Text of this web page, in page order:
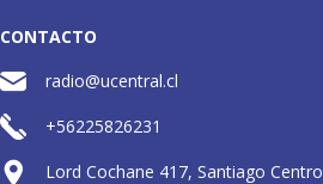
CONTACTO
radio@ucentral.cl
+56225826231
Lord Cochane 417, Santiago Centro